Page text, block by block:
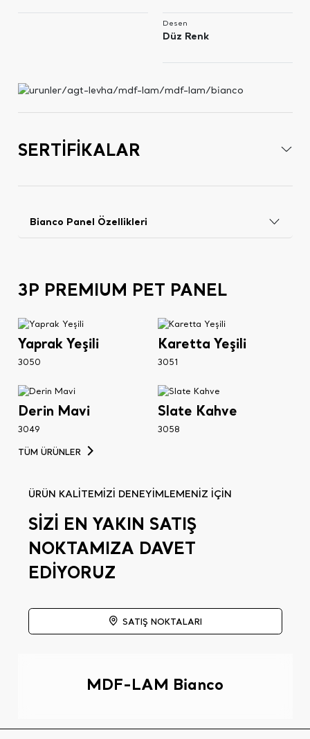
Desen
Düz Renk
SERTİFİKALAR
Bianco Panel Özellikleri
3P PREMIUM PET PANEL
Yaprak Yeşili
3050
Karetta Yeşili
3051
Derin Mavi
3049
Slate Kahve
3058
TÜM ÜRÜNLER
ÜRÜN KALİTEMİZİ DENEYİMLEMENİZ İÇİN
SİZİ EN YAKIN SATIŞ
NOKTAMIZA DAVET
EDİYORUZ
SATIŞ NOKTALARI
MDF-LAM Bianco